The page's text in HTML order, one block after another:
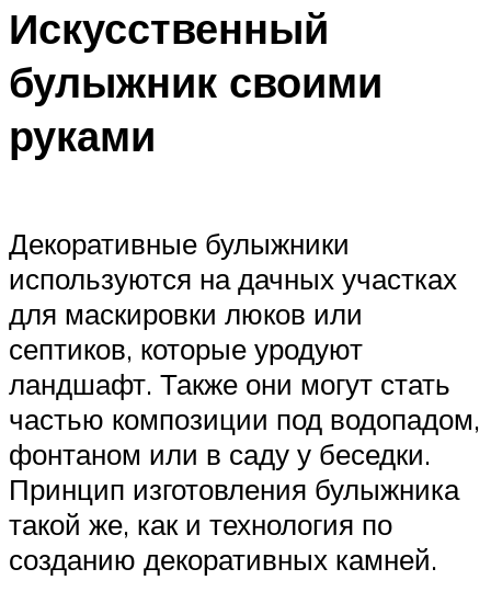
Искусственный
булыжник своими
руками
Декоративные булыжники
используются на дачных участках
для маскировки люков или
септиков, которые уродуют
ландшафт. Также они могут стать
частью композиции под водопадом,
фонтаном или в саду у беседки.
Принцип изготовления булыжника
такой же, как и технология по
созданию декоративных камней.